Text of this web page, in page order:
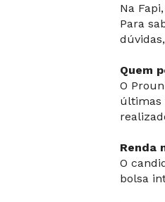
Na
Para
dúvidas,
Quem
O
últimas
Renda
O
bolsa